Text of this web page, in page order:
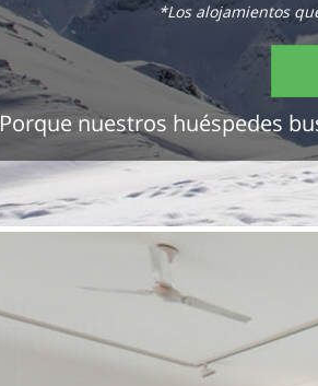
*Los alojamientos
Porque nuestros huéspedes